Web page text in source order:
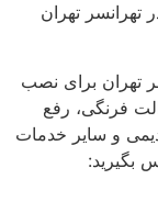
تهران
تهران برای نصب
فرنگی، رفع
و سایر خدمات
بگیرید: